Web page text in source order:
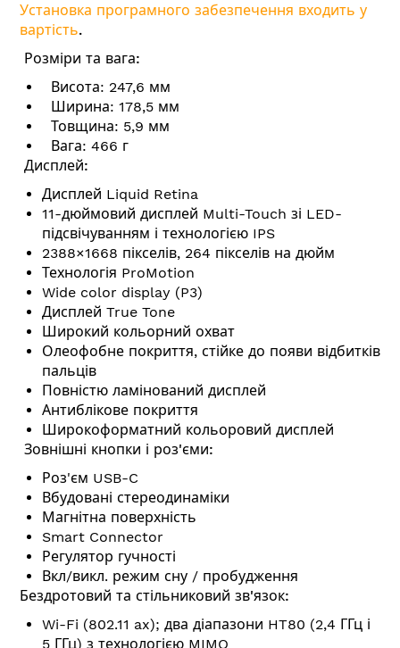
Установка програмного забезпечення входить у
вартість.
Розміри та вага:
Висота: 247,6 мм
Ширина: 178,5 мм
Товщина: 5,9 мм
Вага: 466 г
Дисплей:
Дисплей Liquid Retina
11-дюймовий дисплей Multi-Touch зі LED-
підсвічуванням і технологією IPS
2388×1668 пікселів, 264 пікселів на дюйм
Технологія ProMotion
Wide color display (P3)
Дисплей True Tone
Широкий кольорний охват
Олеофобне покриття, стійке до появи відбитків
пальців
Повністю ламінований дисплей
Антиблікове покриття
Широкоформатний кольоровий дисплей
Зовнішні кнопки і роз'єми:
Роз'єм USB-C
Вбудовані стереодинаміки
Магнітна поверхність
Smart Connector
Регулятор гучності
Вкл/викл. режим сну / пробудження
Бездротовий та стільниковий зв'язок:
Wi-Fi (802.11 ax); два діапазони HT80 (2,4 ГГц і
5 ГГц) з технологією MIMO